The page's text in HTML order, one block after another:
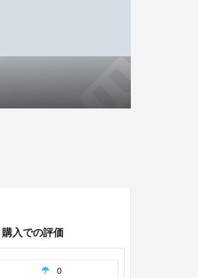
購入での評価
0